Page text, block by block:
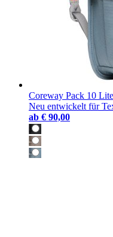
Coreway Pack 10
Neu entwickelt für
ab € 90,00